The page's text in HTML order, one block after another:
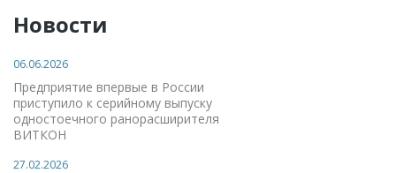
Новости
06.06.2026
Предприятие впервые в России
приступило к серийному выпуску
одностоечного ранорасширителя
ВИТКОН
27.02.2026